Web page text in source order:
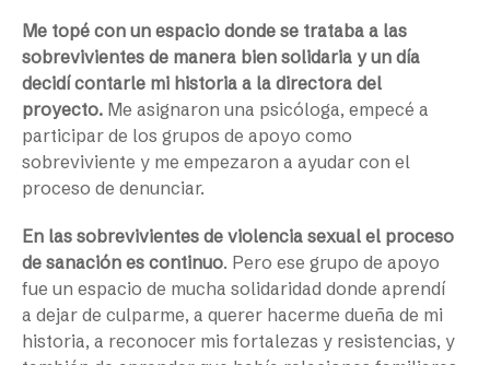
Me topé con un espacio donde se trataba a las
sobrevivientes de manera bien solidaria y un día
decidí contarle mi historia a la directora del
proyecto. Me asignaron una psicóloga, empecé a
participar de los grupos de apoyo como
sobreviviente y me empezaron a ayudar con el
proceso de denunciar.
En las sobrevivientes de violencia sexual el proceso
de sanación es continuo. Pero ese grupo de apoyo
fue un espacio de mucha solidaridad donde aprendí
a dejar de culparme, a querer hacerme dueña de mi
historia, a reconocer mis fortalezas y resistencias, y